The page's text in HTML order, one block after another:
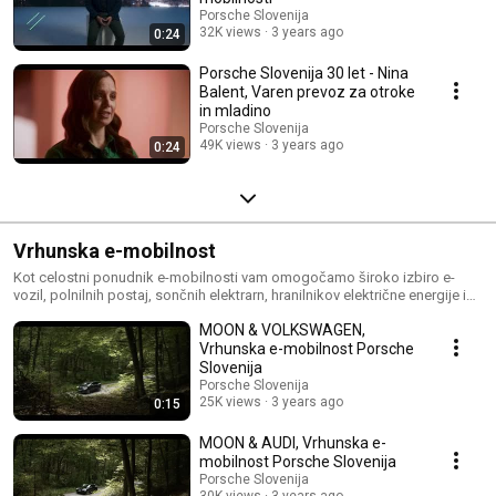
0:24
Porsche Slovenija
32K views
3 years ago
0:24
Porsche Slovenija 30 let - Nina
Balent, Varen prevoz za otroke
in mladino
Porsche Slovenija
49K views
3 years ago
Vrhunska e-mobilnost
Kot celostni ponudnik e-mobilnosti vam omogočamo široko izbiro e-
vozil, polnilnih postaj, sončnih elektrarn, hranilnikov električne energije in
svetovanjem, načrtovanjem in montažo. Več na
https://www.vrhunskaemobilnost.si/
0:15
MOON & VOLKSWAGEN,
Vrhunska e-mobilnost Porsche
Slovenija
Porsche Slovenija
25K views
3 years ago
MOON & AUDI, Vrhunska e-
mobilnost Porsche Slovenija
Porsche Slovenija